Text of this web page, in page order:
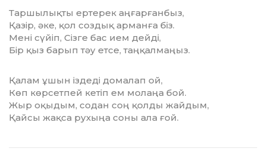
Таршылықты ертерек аңғарғанбыз,
Қазір, әке, қол создық арманға біз.
Мені сүйіп, Сізге бас ием дейді,
Бір қыз барып тәу етсе, таңқалмаңыз.
Қалам ұшын іздеді домалап ой,
Көп көрсетпей кетіп ем молаңа бой.
Жыр оқыдым, содан соң қолды жайдым,
Қайсы жақса рухыңа соны ала ғой.